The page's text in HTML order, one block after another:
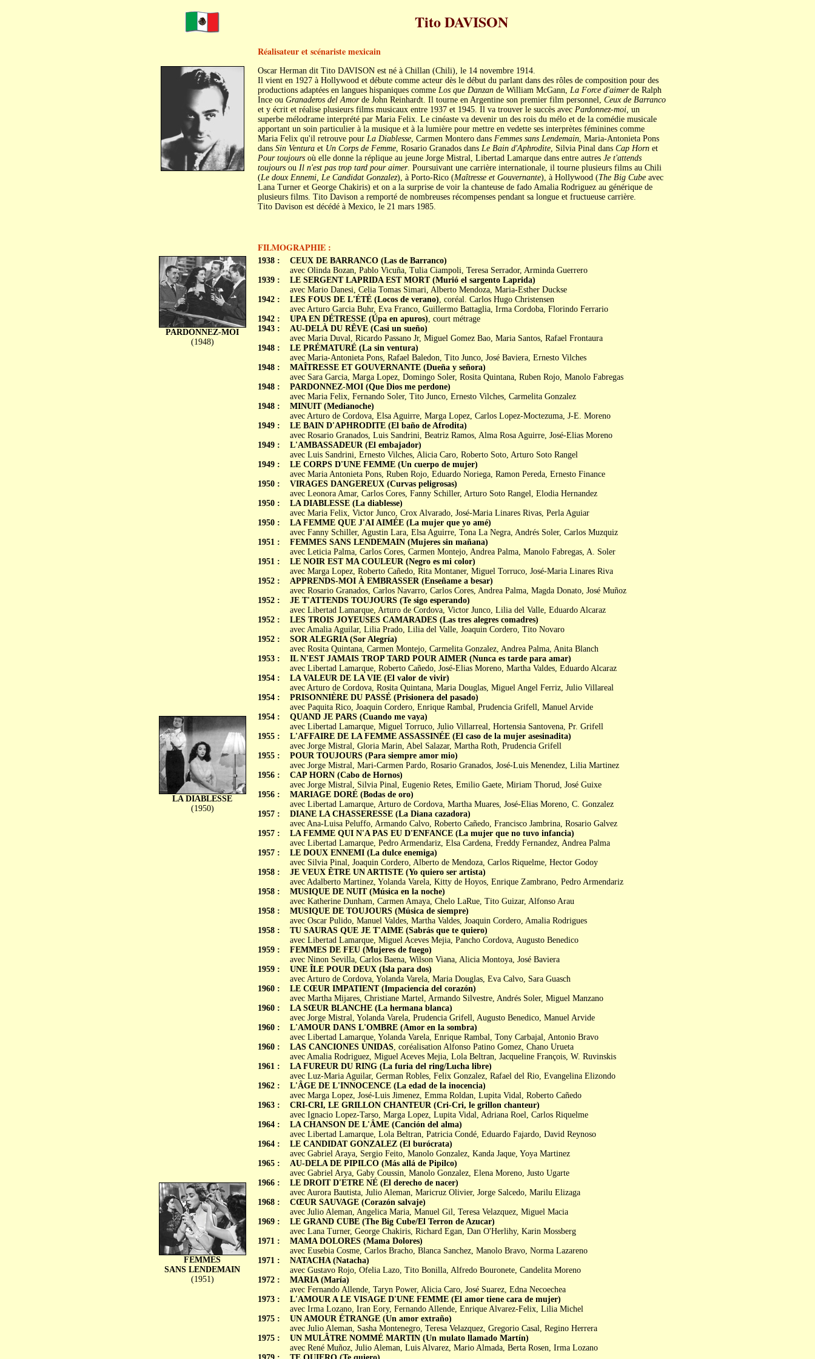
Tito DAVISON
Réalisateur et scénariste mexicain
Oscar Herman dit Tito DAVISON est né à Chillan (Chili), le 14 novembre 1914.
Il vient en 1927 à Hollywood et débute comme acteur dès le début du parlant dans des rôles de composition pour des
productions adaptées en langues hispaniques comme Los que Danzande William McGann, La Force d'aimerde Ralph
Ince ou Granaderos del Amorde John Reinhardt. Il tourne en Argentine son premier film personnel, Ceux de Barranco
et y écrit et réalise plusieurs films musicaux entre 1937 et 1945. Il va trouver le succès avec Pardonnez-moi, un
superbe mélodrame interprété par Maria Felix. Le cinéaste va devenir un des rois du mélo et de la comédie musicale
apportant un soin particulier à la musique et à la lumière pour mettre en vedette ses interprètes féminines comme
Maria Felix qu'il retrouve pour La Diablesse, Carmen Montero dans Femmes sans Lendemain, Maria-Antonieta Pons
dans Sin Venturaet Un Corps de Femme, Rosario Granados dansLe Bain d'Aphrodite, Silvia Pinal dans Cap Hornet
Pour toujoursoù elle donne la réplique au jeune Jorge Mistral, Libertad Lamarque dans entre autres Je t'attends
toujoursou Il n'est pas trop tard pour aimer. Poursuivant une carrière internationale, il tourne plusieurs films au Chili
(Le doux Ennemi, Le Candidat Gonzalez), à Porto-Rico (Maîtresse et Gouvernante), à Hollywood (The Big Cubeavec
Lana Turner et George Chakiris) et on a la surprise de voir la chanteuse de fado Amalia Rodriguez au générique de
plusieurs films. Tito Davison a remporté de nombreuses récompenses pendant sa longue et fructueuse carrière.
Tito Davison est décédé à Mexico, le 21 mars 1985.
FILMOGRAPHIE :
PARDONNEZ-MOI
(1948)
LA DIABLESSE
(1950)
FEMMES
SANS LENDEMAIN
(1951)
1938 :
1939 :
1942 :
1942 :
1943 :
1948 :
1948 :
1948 :
1948 :
1949 :
1949 :
1949 :
1950 :
1950 :
1950 :
1951 :
1951 :
1952 :
1952 :
1952 :
1952 :
1953 :
1954 :
1954 :
1954 :
1955 :
1955 :
1956 :
1956 :
1957 :
1957 :
1957 :
1958 :
1958 :
1958 :
1958 :
1959 :
1959 :
1960 :
1960 :
1960 :
1960 :
1961 :
1962 :
1963 :
1964 :
1964 :
1965 :
1966 :
1968 :
1969 :
1971 :
1971 :
1972 :
1973 :
1975 :
1975 :
CEUX DE BARRANCO (Las de Barranco)
avec Olinda Bozan, Pablo Vicuña, Tulia Ciampoli, Teresa Serrador, Arminda Guerrero
LE SERGENT LAPRIDA EST MORT (Murió el sargento Laprida)
avec Mario Danesi, Celia Tomas Simari, Alberto Mendoza, Maria-Esther Duckse
LES FOUS DE L'ÉTÉ (Locos de verano), coréal. Carlos Hugo Christensen
avec Arturo Garcia Buhr, Eva Franco, Guillermo Battaglia, Irma Cordoba, Florindo Ferrario
UPA EN DÉTRESSE (Úpa en apuros), court métrage
AU-DELÀ DU RÊVE (Casi un sueño)
avec Maria Duval, Ricardo Passano Jr, Miguel Gomez Bao, Maria Santos, Rafael Frontaura
LE PRÉMATURÉ (La sin ventura)
avec Maria-Antonieta Pons, Rafael Baledon, Tito Junco, José Baviera, Ernesto Vilches
MAÎTRESSE ET GOUVERNANTE (Dueña y señora)
avec Sara Garcia, Marga Lopez, Domingo Soler, Rosita Quintana, Ruben Rojo, Manolo Fabregas
PARDONNEZ-MOI (Que Dios me perdone)
avec Maria Felix, Fernando Soler, Tito Junco, Ernesto Vilches, Carmelita Gonzalez
MINUIT (Medianoche)
avec Arturo de Cordova, Elsa Aguirre, Marga Lopez, Carlos Lopez-Moctezuma, J-E. Moreno
LE BAIN D'APHRODITE (El baño de Afrodita)
avec Rosario Granados, Luis Sandrini, Beatriz Ramos, Alma Rosa Aguirre, José-Elias Moreno
L'AMBASSADEUR (El embajador)
avec Luis Sandrini, Ernesto Vilches, Alicia Caro, Roberto Soto, Arturo Soto Rangel
LE CORPS D'UNE FEMME (Un cuerpo de mujer)
avec Maria Antonieta Pons, Ruben Rojo, Eduardo Noriega, Ramon Pereda, Ernesto Finance
VIRAGES DANGEREUX (Curvas peligrosas)
avec Leonora Amar, Carlos Cores, Fanny Schiller, Arturo Soto Rangel, Elodia Hernandez
LA DIABLESSE (La diablesse)
avec Maria Felix, Victor Junco, Crox Alvarado, José-Maria Linares Rivas, Perla Aguiar
LA FEMME QUE J'AI AIMÉE (La mujer que yo amé)
avec Fanny Schiller, Agustin Lara, Elsa Aguirre, Tona La Negra, Andrés Soler, Carlos Muzquiz
FEMMES SANS LENDEMAIN (Mujeres sin mañana)
avec Leticia Palma, Carlos Cores, Carmen Montejo, Andrea Palma, Manolo Fabregas, A. Soler
LE NOIR EST MA COULEUR (Negro es mi color)
avec Marga Lopez, Roberto Cañedo, Rita Montaner, Miguel Torruco, José-Maria Linares Riva
APPRENDS-MOI À EMBRASSER (Enseñame a besar)
avec Rosario Granados, Carlos Navarro, Carlos Cores, Andrea Palma, Magda Donato, José Muñoz
JE T'ATTENDS TOUJOURS (Te sigo esperando)
avec Libertad Lamarque, Arturo de Cordova, Victor Junco, Lilia del Valle, Eduardo Alcaraz
LES TROIS JOYEUSES CAMARADES (Las tres alegres comadres)
avec Amalia Aguilar, Lilia Prado, Lilia del Valle, Joaquin Cordero, Tito Novaro
SOR ALEGRIA (Sor Alegría)
avec Rosita Quintana, Carmen Montejo, Carmelita Gonzalez, Andrea Palma, Anita Blanch
IL N'EST JAMAIS TROP TARD POUR AIMER (Nunca es tarde para amar)
avec Libertad Lamarque, Roberto Cañedo, José-Elias Moreno, Martha Valdes, Eduardo Alcaraz
LA VALEUR DE LA VIE (El valor de vivir)
avec Arturo de Cordova, Rosita Quintana, Maria Douglas, Miguel Angel Ferriz, Julio Villareal
PRISONNIÈRE DU PASSÉ (Prisionera del pasado)
avec Paquita Rico, Joaquin Cordero, Enrique Rambal, Prudencia Grifell, Manuel Arvide
QUAND JE PARS (Cuando me vaya)
avec Libertad Lamarque, Miguel Torruco, Julio Villarreal, Hortensia Santovena, Pr. Grifell
L'AFFAIRE DE LA FEMME ASSASSINÉE (El caso de la mujer asesinadita)
avec Jorge Mistral, Gloria Marin, Abel Salazar, Martha Roth, Prudencia Grifell
POUR TOUJOURS (Para siempre amor mio)
avec Jorge Mistral, Mari-Carmen Pardo, Rosario Granados, José-Luis Menendez, Lilia Martinez
CAP HORN (Cabo de Hornos)
avec Jorge Mistral, Silvia Pinal, Eugenio Retes, Emilio Gaete, Miriam Thorud, José Guixe
MARIAGE DORÉ (Bodas de oro)
avec Libertad Lamarque, Arturo de Cordova, Martha Muares, José-Elias Moreno, C. Gonzalez
DIANE LA CHASSERESSE (La Diana cazadora)
avec Ana-Luisa Peluffo, Armando Calvo, Roberto Cañedo, Francisco Jambrina, Rosario Galvez
LA FEMME QUI N'A PAS EU D'ENFANCE (La mujer que no tuvo infancia)
avec Libertad Lamarque, Pedro Armendariz, Elsa Cardena, Freddy Fernandez, Andrea Palma
LE DOUX ENNEMI (La dulce enemiga)
avec Silvia Pinal, Joaquin Cordero, Alberto de Mendoza, Carlos Riquelme, Hector Godoy
JE VEUX ÊTRE UN ARTISTE (Yo quiero ser artista)
avec Adalberto Martinez, Yolanda Varela, Kitty de Hoyos, Enrique Zambrano, Pedro Armendariz
MUSIQUE DE NUIT (Música en la noche)
avec Katherine Dunham, Carmen Amaya, Chelo LaRue, Tito Guizar, Alfonso Arau
MUSIQUE DE TOUJOURS (Música de siempre)
avec Oscar Pulido, Manuel Valdes, Martha Valdes, Joaquin Cordero, Amalia Rodrigues
TU SAURAS QUE JE T'AIME (Sabrás que te quiero)
avec Libertad Lamarque, Miguel Aceves Mejia, Pancho Cordova, Augusto Benedico
FEMMES DE FEU (Mujeres de fuego)
avec Ninon Sevilla, Carlos Baena, Wilson Viana, Alicia Montoya, José Baviera
UNE ÎLE POUR DEUX (Isla para dos)
avec Arturo de Cordova, Yolanda Varela, Maria Douglas, Eva Calvo, Sara Guasch
LE CŒUR IMPATIENT (Impaciencia del corazón)
avec Martha Mijares, Christiane Martel, Armando Silvestre, Andrés Soler, Miguel Manzano
LA SŒUR BLANCHE (La hermana blanca)
avec Jorge Mistral, Yolanda Varela, Prudencia Grifell, Augusto Benedico, Manuel Arvide
L'AMOUR DANS L'OMBRE (Amor en la sombra)
avec Libertad Lamarque, Yolanda Varela, Enrique Rambal, Tony Carbajal, Antonio Bravo
LAS CANCIONES UNIDAS, coréalisation Alfonso Patino Gomez, Chano Urueta
avec Amalia Rodriguez, Miguel Aceves Mejia, Lola Beltran, Jacqueline François, W. Ruvinskis
LA FUREUR DU RING (La furia del ring/Lucha libre)
avec Luz-Maria Aguilar, German Robles, Felix Gonzalez, Rafael del Rio, Evangelina Elizondo
L'ÂGE DE L'INNOCENCE (La edad de la inocencia)
avec Marga Lopez, José-Luis Jimenez, Emma Roldan, Lupita Vidal, Roberto Cañedo
CRI-CRI, LE GRILLON CHANTEUR (Cri-Cri, le grillon chanteur)
avec Ignacio Lopez-Tarso, Marga Lopez, Lupita Vidal, Adriana Roel, Carlos Riquelme
LA CHANSON DE L'ÂME (Canción del alma)
avec Libertad Lamarque, Lola Beltran, Patricia Condé, Eduardo Fajardo, David Reynoso
LE CANDIDAT GONZALEZ (El burócrata)
avec Gabriel Araya, Sergio Feito, Manolo Gonzalez, Kanda Jaque, Yoya Martinez
AU-DELA DE PIPILCO (Más allá de Pipilco)
avec Gabriel Arya, Gaby Coussin, Manolo Gonzalez, Elena Moreno, Justo Ugarte
LE DROIT D'ETRE NÉ (El derecho de nacer)
avec Aurora Bautista, Julio Aleman, Maricruz Olivier, Jorge Salcedo, Marilu Elizaga
CŒUR SAUVAGE (Corazón salvaje)
avec Julio Aleman, Angelica Maria, Manuel Gil, Teresa Velazquez, Miguel Macia
LE GRAND CUBE (The Big Cube/El Terron de Azucar)
avec Lana Turner, George Chakiris, Richard Egan, Dan O'Herlihy, Karin Mossberg
MAMA DOLORES (Mama Dolores)
avec Eusebia Cosme, Carlos Bracho, Blanca Sanchez, Manolo Bravo, Norma Lazareno
NATACHA (Natacha)
avec Gustavo Rojo, Ofelia Lazo, Tito Bonilla, Alfredo Bouronete, Candelita Moreno
MARIA (María)
avec Fernando Allende, Taryn Power, Alicia Caro, José Suarez, Edna Necoechea
L'AMOUR A LE VISAGE D'UNE FEMME (El amor tiene cara de mujer)
avec Irma Lozano, Iran Eory, Fernando Allende, Enrique Alvarez-Felix, Lilia Michel
UN AMOUR ÉTRANGE (Un amor extraño)
avec Julio Aleman, Sasha Montenegro, Teresa Velazquez, Gregorio Casal, Regino Herrera
UN MULÂTRE NOMMÉ MARTIN (Un mulato llamado Martín)
avec René Muñoz, Julio Aleman, Luis Alvarez, Mario Almada, Berta Rosen, Irma Lozano